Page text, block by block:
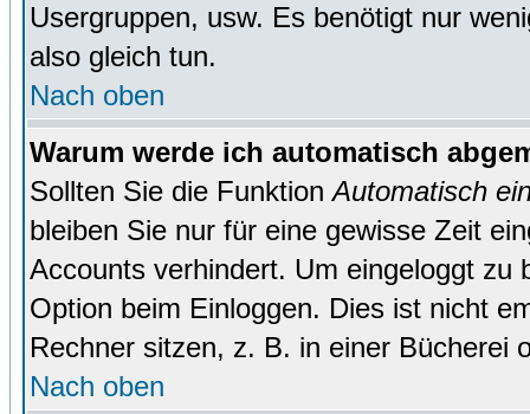
Usergruppen, usw. Es benötigt nur
also gleich tun.
Nach oben
Warum werde ich automatisch
Sollten Sie die FunktionAutomatisch
bleiben Sie nur für eine gewisse Zeit
Accounts verhindert. Um eingeloggt zu
Option beim Einloggen. Dies ist nicht
Rechner sitzen, z. B. in einer Bücherei
Nach oben